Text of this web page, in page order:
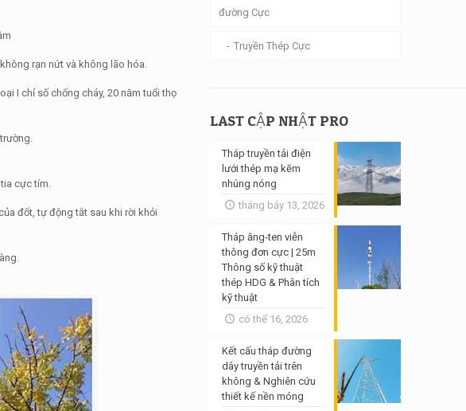
rạn nứt và không lão hóa.
I chỉ số chống cháy, 20 năm tuổi thọ
cực tím.
đốt, tự động tắt sau khi rời khỏi
đường Cực
Truyền Thép Cực
LAST CẬP NHẬT PRO
Tháp truyền tải điện
lưới thép mạ kẽm
nhúng nóng
tháng bảy 13, 2026
Tháp ăng-ten viễn
thông đơn cực | 25m
Thông số kỹ thuật
thép HDG & Phân tích
kỹ thuật
có thể 16, 2026
Kết cấu tháp đường
dây truyền tải trên
không & Nghiên cứu
thiết kế nền móng